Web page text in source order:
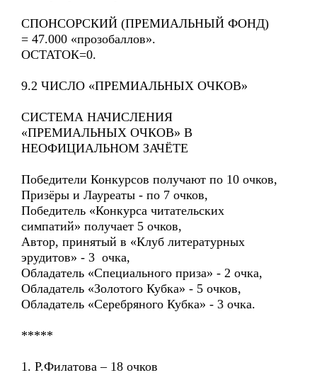
СПОНСОРСКИЙ (ПРЕМИАЛЬНЫЙ ФОНД)
= 47.000 «прозобаллов».
ОСТАТОК=0.
9.2 ЧИСЛО «ПРЕМИАЛЬНЫХ ОЧКОВ»
СИСТЕМА НАЧИСЛЕНИЯ
«ПРЕМИАЛЬНЫХ ОЧКОВ» В
НЕОФИЦИАЛЬНОМ ЗАЧЁТЕ
Победители Конкурсов получают по 10 очков,
Призёры и Лауреаты - по 7 очков,
Победитель «Конкурса читательских
симпатий» получает 5 очков,
Автор, принятый в «Клуб литературных
эрудитов» - 3 очка,
Обладатель «Специального приза» - 2 очка,
Обладатель «Золотого Кубка» - 5 очков,
Обладатель «Серебряного Кубка» - 3 очка.
*****
1. Р.Филатова – 18 очков